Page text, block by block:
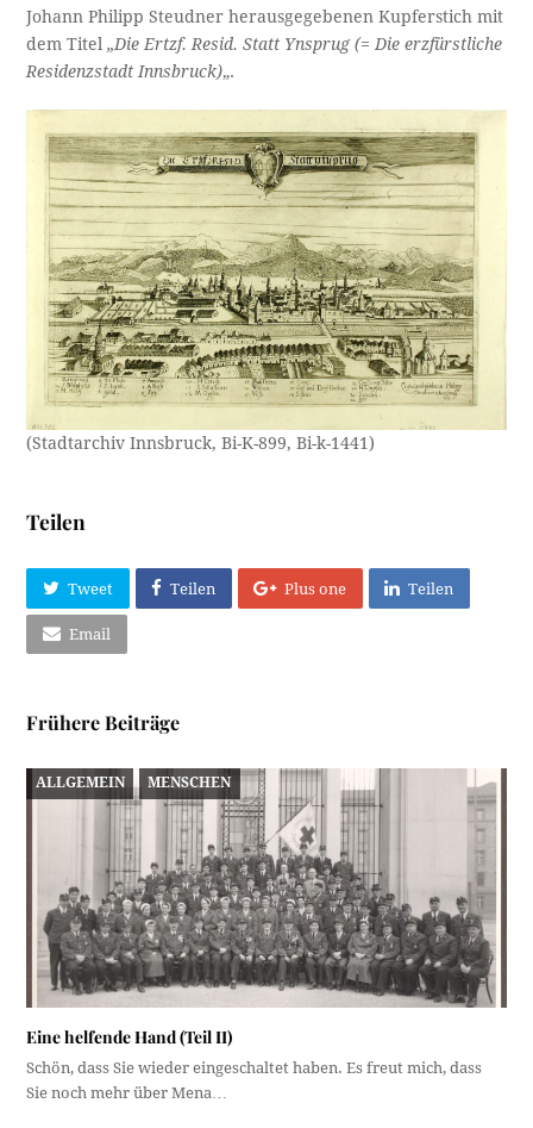
Johann Philipp Steudner herausgegebenen Kupferstich mit
dem Titel„Die Ertzf. Resid. Statt Ynsprug (= Die erzfürstliche
Residenzstadt Innsbruck)„.
(Stadtarchiv Innsbruck, Bi-K-899, Bi-k-1441)
Teilen
Tweet Teilen Plus one Teilen
Email
Frühere Beiträge
ALLGEMEIN MENSCHEN
Eine helfende Hand (Teil II)
Schön, dass Sie wieder eingeschaltet haben. Es freut mich, dass
Sie noch mehr über Mena…